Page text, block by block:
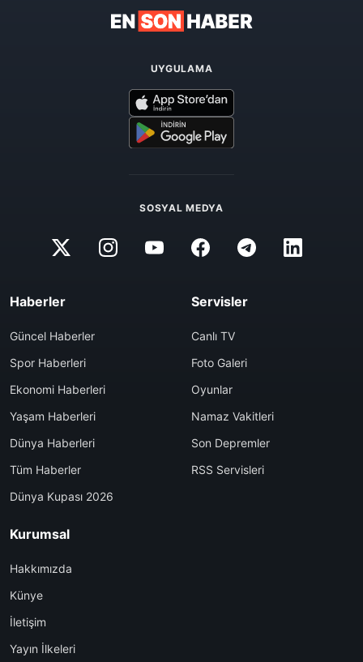
UYGULAMA
SOSYAL MEDYA
Haberler
Güncel Haberler
Spor Haberleri
Ekonomi Haberleri
Yaşam Haberleri
Dünya Haberleri
Tüm Haberler
Dünya Kupası 2026
Servisler
Canlı TV
Foto Galeri
Oyunlar
Namaz Vakitleri
Son Depremler
RSS Servisleri
Kurumsal
Hakkımızda
Künye
İletişim
Yayın İlkeleri